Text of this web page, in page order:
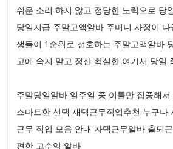
쉬운 소리 하지 않고 정당한 노력으로 당
당일지급 주말고액알바 주머니 사정이
생들이 1순위로 선호하는 주말고액알바
고에 속지 말고 정산 확실한 여기서 당일
주말당일알바 일주일 중 이틀만 집중해
스마트한 선택 재택근무직업추천 누구나
근무 직업 모음 안내 자택근무알바 출퇴
편한 고수익 알바